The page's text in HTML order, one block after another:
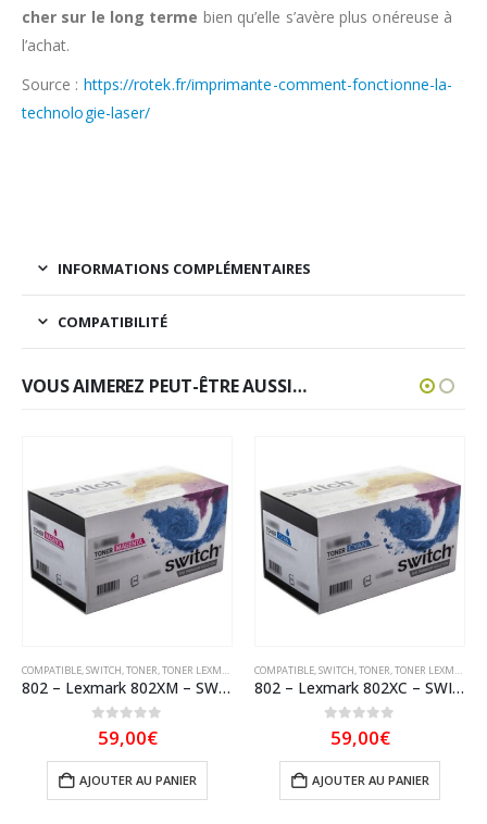
cher sur le long terme bien qu’elle s’avère plus onéreuse à
l’achat.
Source : https://rotek.fr/imprimante-comment-fonctionne-la-
technologie-laser/
INFORMATIONS COMPLÉMENTAIRES
COMPATIBILITÉ
VOUS AIMEREZ PEUT-ÊTRE AUSSI…
COMPATIBLE,SWITCH,TONER,TONER LEXMARK
802 – Lexmark 802XM – SWITCH Toner équivalent à 80C2XM0 – Magenta
0sur 5
59,00€
AJOUTER AU PANIER
COMPATIBLE,SWITCH,TONER,TONER LEXMARK
802 – Lexmark 802XC – SWITCH Toner équivalent à 80C2XC0 – Cyan
0sur 5
59,00€
AJOUTER AU PANIER